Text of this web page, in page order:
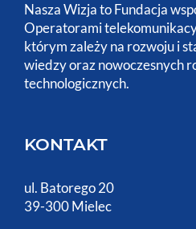
Nasza Wizja to Fundacja
Operatorami
którym zależy na rozwoju i
wiedzy oraz nowoczesnych
technologicznych.
KONTAKT
ul. Batorego 20
39-300 Mielec